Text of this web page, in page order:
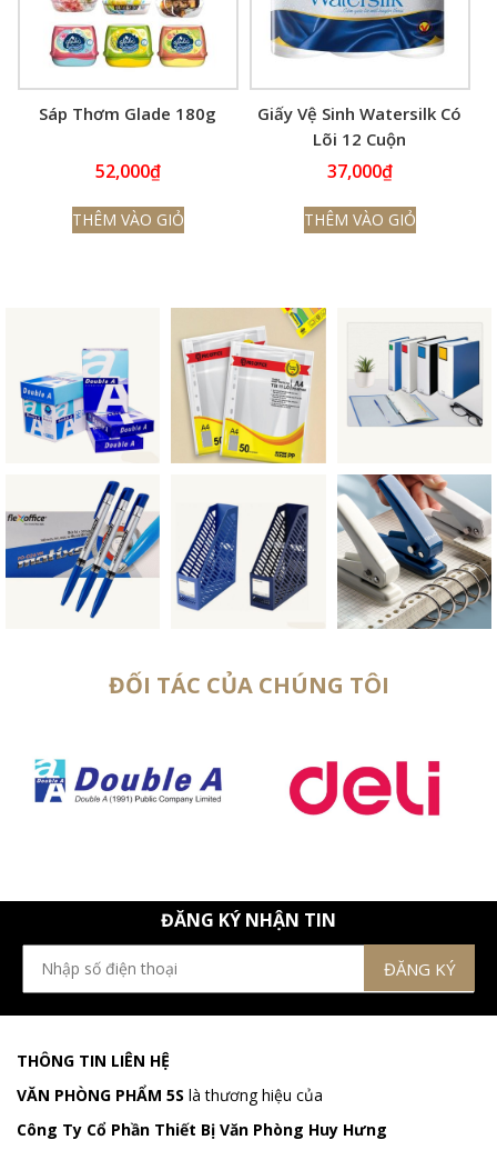
Sáp Thơm Glade 180g
52,000₫
THÊM VÀO GIỎ
Giấy Vệ Sinh Watersilk Có
Lõi 12 Cuộn
37,000₫
THÊM VÀO GIỎ
ĐỐI TÁC CỦA CHÚNG TÔI
ĐĂNG KÝ NHẬN TIN
THÔNG TIN LIÊN HỆ
VĂN PHÒNG PHẨM 5S là thương hiệu của
Công Ty Cổ Phần Thiết Bị Văn Phòng Huy Hưng